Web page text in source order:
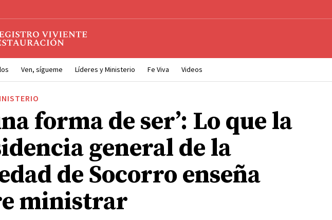
Ven, sígueme Líderes y Ministerio Fe Viva Videos
forma de ser’: Lo que la
general de la
de Socorro enseña
ministrar